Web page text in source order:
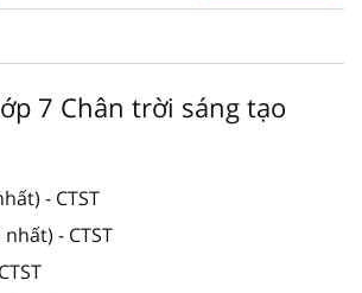
7 Chân trời sáng tạo
- CTST
- CTST